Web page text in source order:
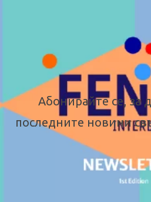
Абонирайте се, за
последните новини